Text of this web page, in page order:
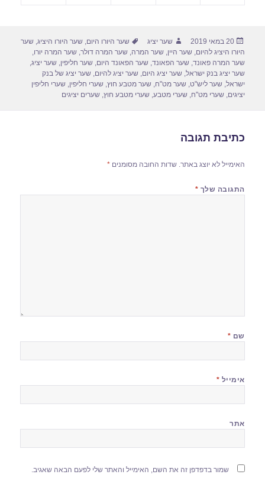
פורסם
בתאריך
20 במאי 2019 מחבר
שער יציג תגיות
שער היורו היום,שער היורו היציג,שער
היורו היציג להיום,שער היין,שער המרה,שער המרה דולר,שער המרה יורו,
שער המרה פאונד,שער הפאונד,שער הפאונד היום,שער חליפין,שער יציג,
שער יציג בנק ישראל,שער יציג היום,שער יציג להיום,שער יציג של בנק
ישראל,שער ליש"ט,שער מט"ח,שער מטבע חוץ,שערי חליפין,שערי חליפין
יציגים,שערי מט"ח,שערי מטבע,שערי מטבע חוץ,שערים יציגים
כתיבת תגובה
האימייל לא יוצג באתר. שדות החובה מסומנים*
התגובה שלך *
שם *
אימייל *
אתר
שמור בדפדפן זה את השם, האימייל והאתר שלי לפעם הבאה שאגיב.